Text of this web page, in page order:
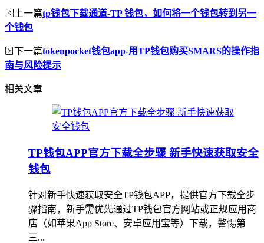
上一篇tp钱包下载通道-TP 钱包，如何将一个钱包转到另一
个钱包
下一篇tokenpocket钱包app-用TP钱包购买SMARS的操作指
南与风险提示
相关文章
TP钱包APP官方下载全步骤 新手快速获取安全
钱包
针对新手快速获取安全TP钱包APP，提供官方下载全步
骤指南，新手需优先通过TP钱包官方网站或正规应用商
店（如苹果App Store、安卓应用宝等）下载，警惕第
三...